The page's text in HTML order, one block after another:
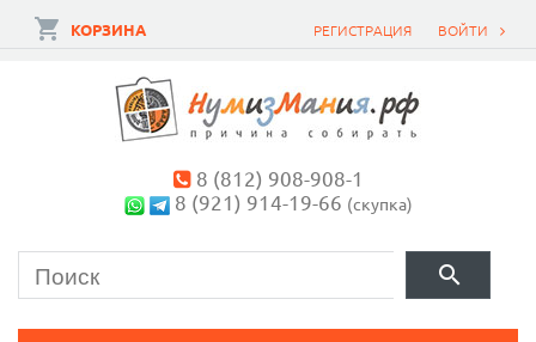
ВОЙТИ
РЕГИСТРАЦИЯ
КОРЗИНА
8 (812) 908-908-1
8 (921) 914-19-66 (скупка)